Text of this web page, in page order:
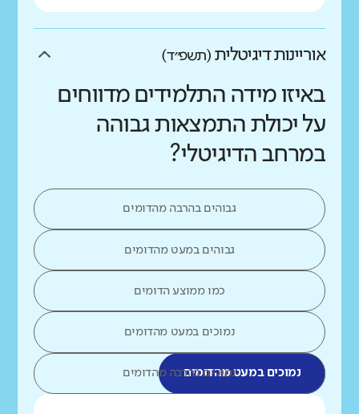
אוריינות דיגיטלית (תשפ״ד)
באיזו מידה התלמידים מדווחים
על יכולת התמצאות גבוהה
במרחב הדיגיטלי?
גבוהים בהרבה מהדומים
גבוהים במעט מהדומים
כמו ממוצע הדומים
נמוכים במעט מהדומים
נמוכים במעט מהדומיםנמוכים בהרבה מהדומים